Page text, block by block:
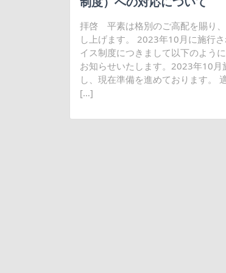
拝啓 平素は格別のご高配を賜り
し上げます。 2023年10月に施行
イス制度につきまして以下のよう
お知らせいたします。2023年10月
し、現在準備を進めております。
[…]